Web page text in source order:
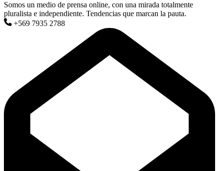
Somos un medio de prensa online, con una mirada totalmente
pluralista e independiente. Tendencias que marcan la pauta.
+569 7935 2788